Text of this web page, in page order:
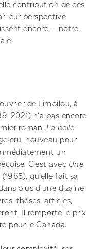
contribution de ces
leur perspective
encore – notre
de Limoilou, à
2021) n’a pas encore
roman, La belle
cru, nouveau pour
un
C’est avec Une
(1965), qu’elle fait sa
plus d’une dizaine
thèses, articles,
Il remporte le prix
pour le Canada.